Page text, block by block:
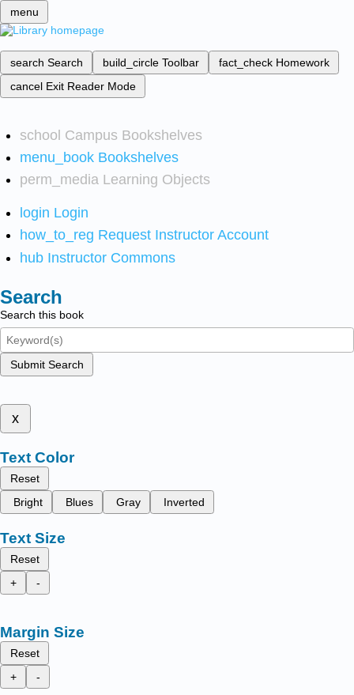
menu
search Search build_circle Toolbar fact_check Homework
cancel Exit Reader Mode
school Campus Bookshelves
menu_book Bookshelves
perm_media Learning Objects
login Login
how_to_reg Request Instructor Account
hub Instructor Commons
Search
Search this book
Submit Search
x
Text Color
Reset
Bright
Blues Gray Inverted
Text Size
Reset
+
-
Margin Size
Reset
+
-